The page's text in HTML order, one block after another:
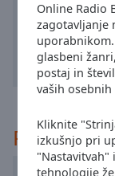
Online Radio
zagotavljanje
glasbeni
postaj in
vaših
Kliknite
izkušnjo pri
"Nastavitvah"
tehnologije
selected
Picture-
Fullscreen
This